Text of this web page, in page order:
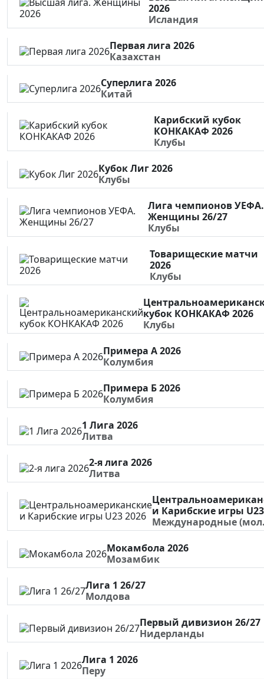
2026
Исландия
Первая лига 2026
Казахстан
Суперлига 2026
Китай
Карибский кубок
КОНКАКАФ 2026
Клубы
Кубок Лиг 2026
Клубы
Лига чемпионов УЕФА.
Женщины 26/27
Клубы
Товарищеские матчи
2026
Клубы
кубок КОНКАКАФ 2026
Клубы
Примера A 2026
Колумбия
Примера Б 2026
Колумбия
1 Лига 2026
Литва
2-я лига 2026
Литва
и Карибские игры
Международные
Мокамбола 2026
Мозамбик
Лига 1 26/27
Молдова
Первый дивизион 26/27
Нидерланды
Лига 1 2026
Перу